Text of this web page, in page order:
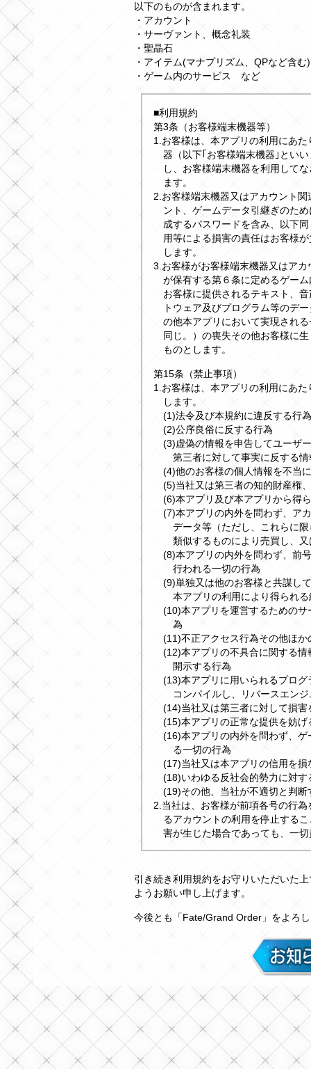
以下のものが含まれます。
・アカウント
・サーヴァント、概念礼装
・聖晶石
・アイテム(マナプリズム、QPなど含む)
・ゲーム内のサービス など
■利用規約
第3条（お客様端末機器等）
1.お客様は、本アプリの利用にあ
器（以下｢お客様端末機器｣とい
し、お客様端末機器を利用して
ます。
2.お客様端末機器又はアカウント
ント、ゲームデータ引継ぎのた
成するパスワードを含み、以下
用等による損害の責任はお客様
します。
3.お客様がお客様端末機器又はア
が保有する第６条に定めるゲー
お客様に提供されるテキスト、
トウェア及びプログラム等のデ
の他本アプリにおいて実現され
同じ。）の喪失その他お客様に
ものとします。
第15条（禁止事項）
1.お客様は、本アプリの利用にあ
します。
(1)法令及び本規約に違反する行為
(2)公序良俗に反する行為
(3)虚偽の情報を申告してユーザ
第三者に対して事実に反する
(4)他のお客様の個人情報を不当
(5)当社又は第三者の知的財産権
(6)本アプリ及び本アプリから得
(7)本アプリの内外を問わず、ア
データ等（ただし、これらに
類似するものにより売買し、
(8)本アプリの内外を問わず、前
行われる一切の行為
(9)単独又は他のお客様と共謀し
本アプリの利用により得られ
(10)本アプリを運営するための
為
(11)不正アクセス行為その他ほ
(12)本アプリの不具合に関する
開示する行為
(13)本アプリに用いられるプロ
コンパイルし、リバースエン
(14)当社又は第三者に対して損
(15)本アプリの正常な提供を妨げ
(16)本アプリの内外を問わず、
る一切の行為
(17)当社又は本アプリの信用を損
(18)いわゆる反社会的勢力に対
(19)その他、当社が不適切と判断
2.当社は、お客様が前項各号の行
るアカウントの利用を停止する
害が生じた場合であっても、一
引き続き利用規約をお守りいただいた
ようお願い申し上げます。
今後とも「Fate/Grand Order」をよろ